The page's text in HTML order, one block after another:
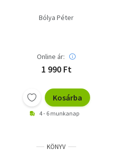
Bólya Péter
Online ár:
1 990 Ft
Kosárba
4 - 6 munkanap
KÖNYV